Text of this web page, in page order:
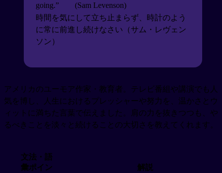
going.”
(Sam Levenson)
時間を気にして立ち止まらず、時計のよう
に常に前進し続けなさい（サム・レヴェン
ソン）
アメリカのユーモア作家・教育者。テレビ番組や講演でも人
気を博し、人生におけるプレッシャーや努力を、温かさとウ
ィットに満ちた言葉で伝えました。肩の力を抜きつつも、や
るべきことを淡々と続けることの大切さを教えてくれます。
文法・語
彙ポイン
解説